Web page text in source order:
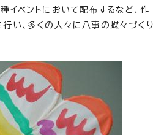
イベントにおいて配布するなど、作
い、多くの人々に八事の蝶々づくり